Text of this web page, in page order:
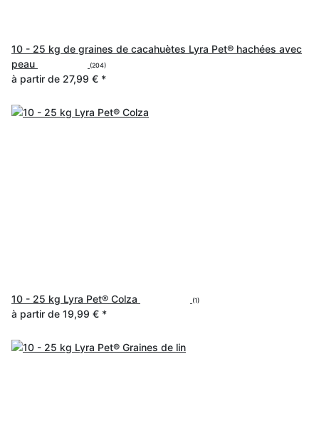
10 - 25 kg de graines de cacahuètes Lyra Pet® hachées avec
peau
(204)
à partir de 27,99 € *
10 - 25 kg Lyra Pet® Colza (1)
à partir de 19,99 € *